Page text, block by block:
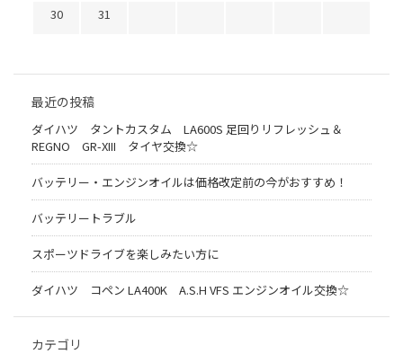
30
31
最近の投稿
ダイハツ タントカスタム LA600S 足回りリフレッシュ＆
REGNO GR-XIII タイヤ交換☆
バッテリー・エンジンオイルは価格改定前の今がおすすめ！
バッテリートラブル
スポーツドライブを楽しみたい方に
ダイハツ コペン LA400K A.S.H VFS エンジンオイル交換☆
カテゴリ